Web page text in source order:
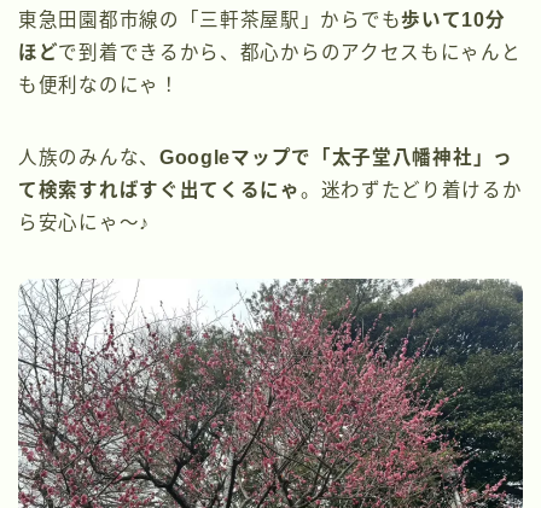
東急田園都市線の「三軒茶屋駅」からでも歩いて10分
ほどで到着できるから、都心からのアクセスもにゃんと
も便利なのにゃ！
人族のみんな、 Googleマップで「太子堂八幡神社」っ
て検索すればすぐ出てくるにゃ。迷わずたどり着けるか
ら安心にゃ〜♪